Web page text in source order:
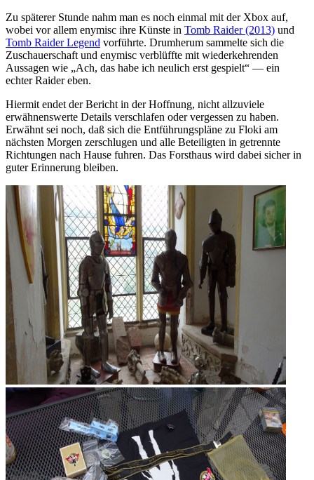
Zu späterer Stunde nahm man es noch einmal mit der Xbox auf,
wobei vor allem enymisc ihre Künste in Tomb Raider (2013) und
Tomb Raider Legend vorführte. Drumherum sammelte sich die
Zuschauerschaft und enymisc verblüffte mit wiederkehrenden
Aussagen wie „Ach, das habe ich neulich erst gespielt“ — ein
echter Raider eben.
Hiermit endet der Bericht in der Hoffnung, nicht allzuviele
erwähnenswerte Details verschlafen oder vergessen zu haben.
Erwähnt sei noch, daß sich die Entführungspläne zu Floki am
nächsten Morgen zerschlugen und alle Beteiligten in getrennte
Richtungen nach Hause fuhren. Das Forsthaus wird dabei sicher in
guter Erinnerung bleiben.